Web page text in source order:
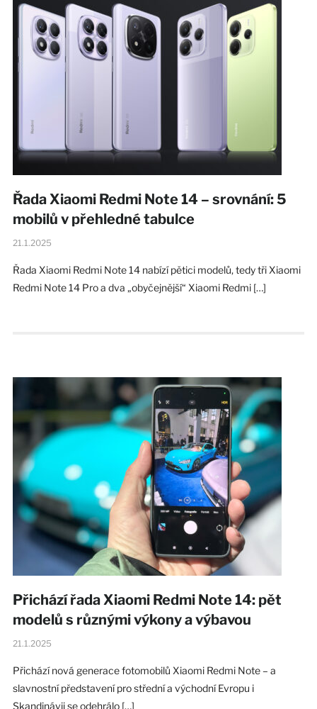
Řada Xiaomi Redmi Note 14 – srovnání: 5
mobilů v přehledné tabulce
21.1.2025
Řada Xiaomi Redmi Note 14 nabízí pětici modelů, tedy tři Xiaomi
Redmi Note 14 Pro a dva „obyčejnější“ Xiaomi Redmi […]
Přichází řada Xiaomi Redmi Note 14: pět
modelů s různými výkony a výbavou
21.1.2025
Přichází nová generace fotomobilů Xiaomi Redmi Note – a
slavnostní představení pro střední a východní Evropu i
Skandinávii se odehrálo […]